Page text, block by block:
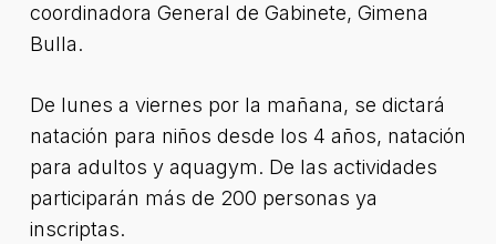
coordinadora General de Gabinete, Gimena
Bulla.
De lunes a viernes por la mañana, se dictará
natación para niños desde los 4 años, natación
para adultos y aquagym. De las actividades
participarán más de 200 personas ya
inscriptas.